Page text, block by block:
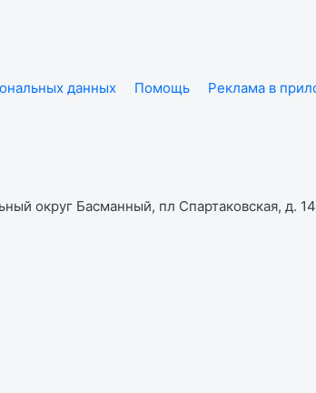
данных Помощь Реклама в
округ Басманный, пл Спартаковская, д.